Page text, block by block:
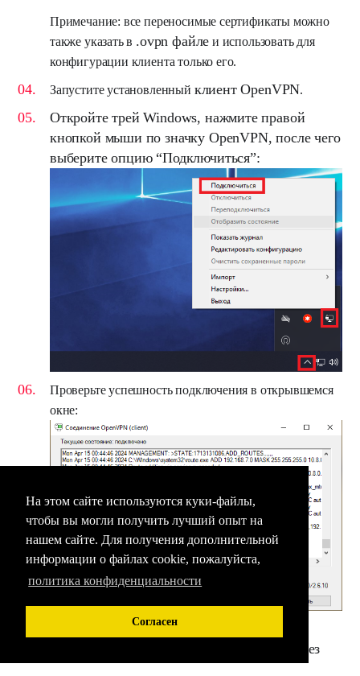
На этом сайте используются куки-файлы,
чтобы вы могли получить лучший опыт на
нашем сайте. Для получения дополнительной
информации о файлах cookie, пожалуйста,
политика конфиденциальности
Согласен
Примечание: все переносимые сертификаты можно
также указать в .ovpn файле и использовать для
конфигурации клиента только его.
Запустите установленный клиент OpenVPN.
Откройтетрей Windows, нажмите правой
кнопкой мыши по значку OpenVPN, после чего
выберите опцию “Подключиться”:
Проверьте успешность подключения в открывшемся
окне:
Настройка аутентификации в OpenVPN CE через